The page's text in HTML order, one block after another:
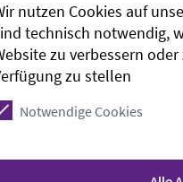
Gertrudenkapelle
11-13 Uhr
nutzen Cookies auf
technisch notwendig,
zu verbessern
zu stellen
Notwendige Cookies